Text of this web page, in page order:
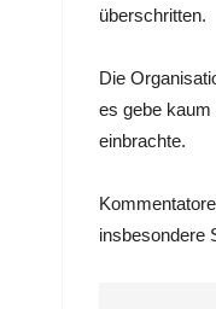
überschritten.
Die
es gebe
einbrachte.
insbesondere